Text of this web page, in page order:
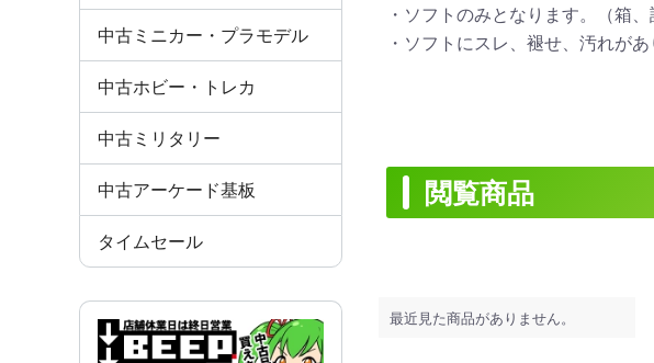
中古ミニカー・プラモデル
中古ホビー・トレカ
中古ミリタリー
中古アーケード基板
タイムセール
・ソフトのみとなります。（箱
・ソフトにスレ、褪せ、汚れがあ
閲覧商品
最近見た商品がありません。